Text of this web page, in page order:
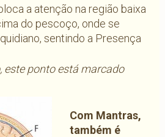
a atenção na região baixa
do pescoço, onde se
sentindo a Presença
este ponto está marcado
Com Mantras,
também é